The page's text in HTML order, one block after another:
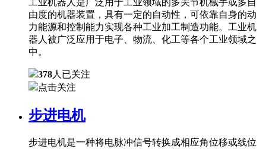
工业机器人是广泛用于工业领域的多关节机械手或多自
由度的机器装置，具有一定的自动性，可依靠自身的动
力能源和控制能力实现各种工业加工制造功能。工业机
器人被广泛应用于电子、物流、化工等各个工业领域之
中。
378人已关注
点击关注
步进电机
步进电机是一种将电脉冲信号转换成相应角位移或线位